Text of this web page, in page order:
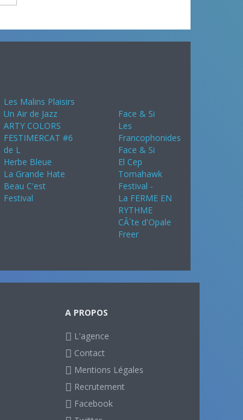
Les Malins Plaisirs
Un Air de Jazz
ARTY COLORS
FESTIMERCAT #6
de L
Herbe Bleue
La Grande Hate
Beau C'est
Festival
Face & Si
Les
Francophonides
Face & Si
El Cep
Tomahawk
Festival -
La FERME EN
RYTHME
CÃ´te d'Opale
Freer
A PROPOS
L'agence
Contact
Mentions Légales
Recrutement
Facebook